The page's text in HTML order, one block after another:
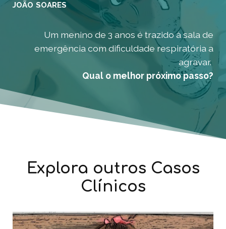
JOÃO SOARES
Um menino de 3 anos é trazido à sala de
emergência com dificuldade respiratória a
agravar.
Qual o melhor próximo passo?
Explora outros Casos
Clínicos